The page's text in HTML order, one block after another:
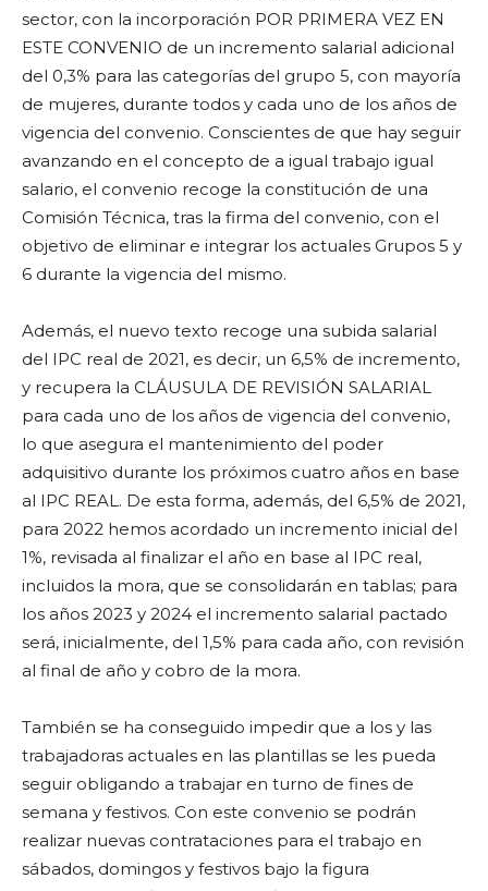
sector, con la incorporación POR PRIMERA VEZ EN
ESTE CONVENIO de un incremento salarial adicional
del 0,3% para las categorías del grupo 5, con mayoría
de mujeres, durante todos y cada uno de los años de
vigencia del convenio. Conscientes de que hay seguir
avanzando en el concepto de a igual trabajo igual
salario, el convenio recoge la constitución de una
Comisión Técnica, tras la firma del convenio, con el
objetivo de eliminar e integrar los actuales Grupos 5 y
6 durante la vigencia del mismo.
Además, el nuevo texto recoge una subida salarial
del IPC real de 2021, es decir, un 6,5% de incremento,
y recupera la CLÁUSULA DE REVISIÓN SALARIAL
para cada uno de los años de vigencia del convenio,
lo que asegura el mantenimiento del poder
adquisitivo durante los próximos cuatro años en base
al IPC REAL. De esta forma, además, del 6,5% de 2021,
para 2022 hemos acordado un incremento inicial del
1%, revisada al finalizar el año en base al IPC real,
incluidos la mora, que se consolidarán en tablas; para
los años 2023 y 2024 el incremento salarial pactado
será, inicialmente, del 1,5% para cada año, con revisión
al final de año y cobro de la mora.
También se ha conseguido impedir que a los y las
trabajadoras actuales en las plantillas se les pueda
seguir obligando a trabajar en turno de fines de
semana y festivos. Con este convenio se podrán
realizar nuevas contrataciones para el trabajo en
sábados, domingos y festivos bajo la figura